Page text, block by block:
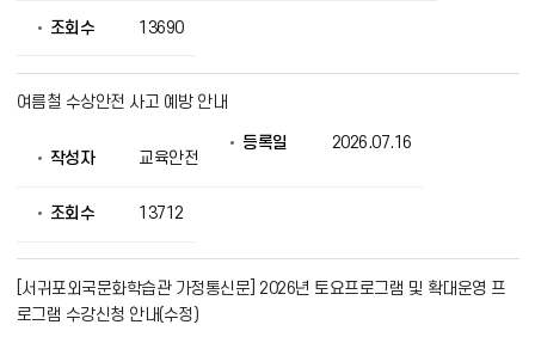
조회수 13690
여름철 수상안전 사고 예방 안내
작성자 교육안전
등록일 2026.07.16
조회수 13712
[서귀포외국문화학습관 가정통신문] 2026년 토요프로그램 및 확대운영 프
로그램 수강신청 안내(수정)